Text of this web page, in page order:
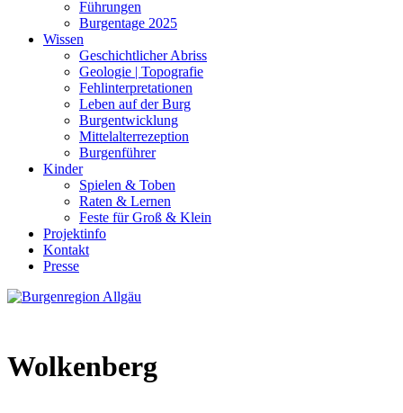
Führungen
Burgentage 2025
Wissen
Geschichtlicher Abriss
Geologie | Topografie
Fehlinterpretationen
Leben auf der Burg
Burgentwicklung
Mittelalterrezeption
Burgenführer
Kinder
Spielen & Toben
Raten & Lernen
Feste für Groß & Klein
Projektinfo
Kontakt
Presse
Wolkenberg